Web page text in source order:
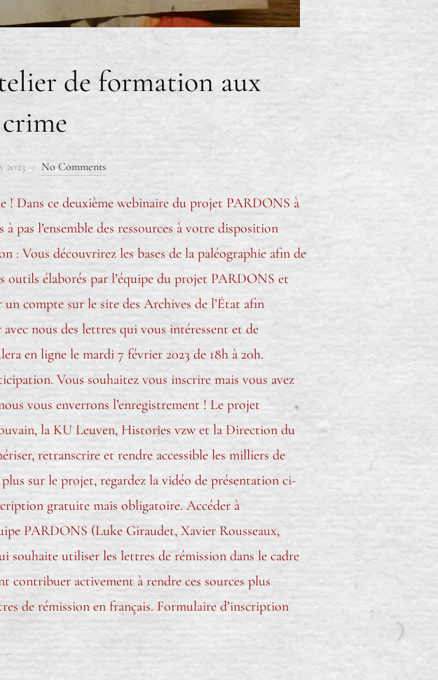
de formation aux
2023 No Comments
! Dans ce deuxième webinaire du projet PARDONS à
pas l’ensemble des ressources à votre disposition
Vous découvrirez les bases de la paléographie afin de
outils élaborés par l’équipe du projet PARDONS et
un compte sur le site des Archives de l’État afin
nous des lettres qui vous intéressent et de
en ligne le mardi 7 février 2023 de 18h à 20h.
Vous souhaitez vous inscrire mais vous avez
vous enverrons l’enregistrement ! Le projet
la KU Leuven, Histories vzw et la Direction du
retranscrire et rendre accessible les milliers de
sur le projet, regardez la vidéo de présentation ci-
gratuite mais obligatoire. Accéder à
PARDONS (Luke Giraudet, Xavier Rousseaux,
utiliser les lettres de rémission dans le cadre
contribuer activement à rendre ces sources plus
de rémission en français. Formulaire d’inscription